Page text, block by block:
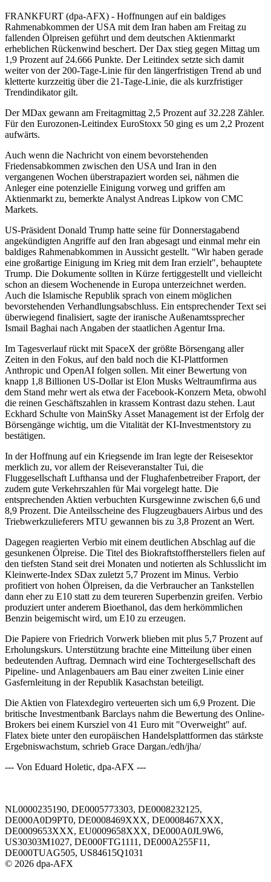
FRANKFURT (dpa-AFX) - Hoffnungen auf ein baldiges
Rahmenabkommen der USA mit dem Iran haben am Freitag zu
fallenden Ölpreisen geführt und dem deutschen Aktienmarkt
erheblichen Rückenwind beschert. Der Dax stieg gegen Mittag um
1,9 Prozent auf 24.666 Punkte. Der Leitindex setzte sich damit
weiter von der 200-Tage-Linie für den längerfristigen Trend ab und
kletterte kurzzeitig über die 21-Tage-Linie, die als kurzfristiger
Trendindikator gilt.
Der MDax gewann am Freitagmittag 2,5 Prozent auf 32.228 Zähler.
Für den Eurozonen-Leitindex EuroStoxx 50 ging es um 2,2 Prozent
aufwärts.
Auch wenn die Nachricht von einem bevorstehenden
Friedensabkommen zwischen den USA und Iran in den
vergangenen Wochen überstrapaziert worden sei, nähmen die
Anleger eine potenzielle Einigung vorweg und griffen am
Aktienmarkt zu, bemerkte Analyst Andreas Lipkow von CMC
Markets.
US-Präsident Donald Trump hatte seine für Donnerstagabend
angekündigten Angriffe auf den Iran abgesagt und einmal mehr ein
baldiges Rahmenabkommen in Aussicht gestellt. "Wir haben gerade
eine großartige Einigung im Krieg mit dem Iran erzielt", behauptete
Trump. Die Dokumente sollten in Kürze fertiggestellt und vielleicht
schon an diesem Wochenende in Europa unterzeichnet werden.
Auch die Islamische Republik sprach von einem möglichen
bevorstehenden Verhandlungsabschluss. Ein entsprechender Text sei
überwiegend finalisiert, sagte der iranische Außenamtssprecher
Ismail Baghai nach Angaben der staatlichen Agentur Irna.
Im Tagesverlauf rückt mit SpaceX der größte Börsengang aller
Zeiten in den Fokus, auf den bald noch die KI-Plattformen
Anthropic und OpenAI folgen sollen. Mit einer Bewertung von
knapp 1,8 Billionen US-Dollar ist Elon Musks Weltraumfirma aus
dem Stand mehr wert als etwa der Facebook-Konzern Meta, obwohl
die reinen Geschäftszahlen in krassem Kontrast dazu stehen. Laut
Eckhard Schulte von MainSky Asset Management ist der Erfolg der
Börsengänge wichtig, um die Vitalität der KI-Investmentstory zu
bestätigen.
In der Hoffnung auf ein Kriegsende im Iran legte der Reisesektor
merklich zu, vor allem der Reiseveranstalter Tui, die
Fluggesellschaft Lufthansa und der Flughafenbetreiber Fraport, der
zudem gute Verkehrszahlen für Mai vorgelegt hatte. Die
entsprechenden Aktien verbuchten Kursgewinne zwischen 6,6 und
8,9 Prozent. Die Anteilsscheine des Flugzeugbauers Airbus und des
Triebwerkzulieferers MTU gewannen bis zu 3,8 Prozent an Wert.
Dagegen reagierten Verbio mit einem deutlichen Abschlag auf die
gesunkenen Ölpreise. Die Titel des Biokraftstoffherstellers fielen auf
den tiefsten Stand seit drei Monaten und notierten als Schlusslicht im
Kleinwerte-Index SDax zuletzt 5,7 Prozent im Minus. Verbio
profitiert von hohen Ölpreisen, da die Verbraucher an Tankstellen
dann eher zu E10 statt zu dem teureren Superbenzin greifen. Verbio
produziert unter anderem Bioethanol, das dem herkömmlichen
Benzin beigemischt wird, um E10 zu erzeugen.
Die Papiere von Friedrich Vorwerk blieben mit plus 5,7 Prozent auf
Erholungskurs. Unterstützung brachte eine Mitteilung über einen
bedeutenden Auftrag. Demnach wird eine Tochtergesellschaft des
Pipeline- und Anlagenbauers am Bau einer zweiten Linie einer
Gasfernleitung in der Republik Kasachstan beteiligt.
Die Aktien von Flatexdegiro verteuerten sich um 6,9 Prozent. Die
britische Investmentbank Barclays nahm die Bewertung des Online-
Brokers bei einem Kursziel von 41 Euro mit "Overweight" auf.
Flatex biete unter den europäischen Handelsplattformen das stärkste
Ergebniswachstum, schrieb Grace Dargan./edh/jha/
--- Von Eduard Holetic, dpa-AFX ---
NL0000235190, DE0005773303, DE0008232125,
DE000A0D9PT0, DE0008469XXX, DE0008467XXX,
DE0009653XXX, EU0009658XXX, DE000A0JL9W6,
US30303M1027, DE000FTG1111, DE000A255F11,
DE000TUAG505, US84615Q1031
© 2026 dpa-AFX